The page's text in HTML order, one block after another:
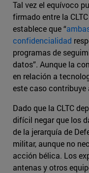
Tal vez el equívoco
firmado entre la
establece que “
confidencialidad
programas de
datos”. Aunque la
en relación a
este caso
Dado que la CLTC
difícil negar que los
de la jerarquía de
militar, aunque no
acción bélica. Los
antenas y otros